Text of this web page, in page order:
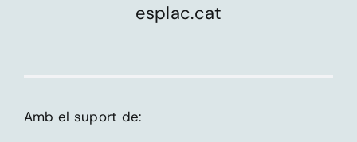
esplac.cat
Amb el suport de: